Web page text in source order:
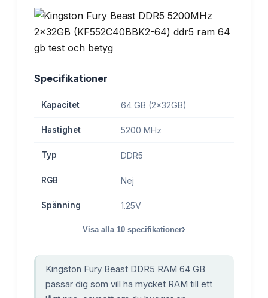
Specifikationer
Kapacitet 64 GB (2x32GB)
Hastighet 5200 MHz
Typ DDR5
RGB Nej
Spänning 1.25V
Visa alla 10 specifikationer›
Kingston Fury Beast DDR5 RAM 64 GB
passar dig som vill ha mycket RAM till ett